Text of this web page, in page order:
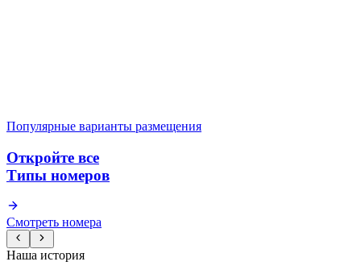
Типы номеров
Наша история